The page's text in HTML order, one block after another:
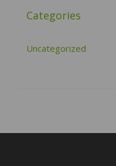
Categories
Uncategorized